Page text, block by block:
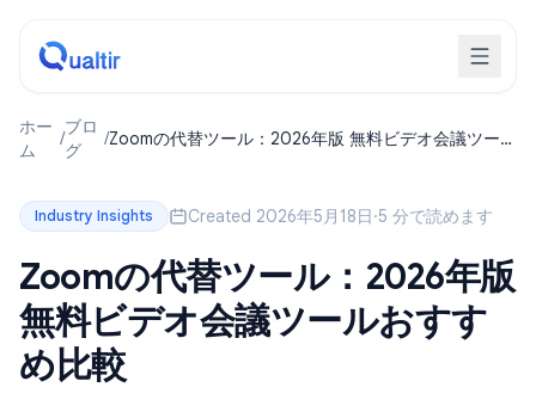
ホー
ム
/
ブロ
グ
/Zoomの代替ツール：2026年版 無料ビデオ会議ツー
Industry Insights Created 2026年5月18日·5 分で読めます
Zoomの代替ツール：2026年版
無料ビデオ会議ツールおすす
め比較